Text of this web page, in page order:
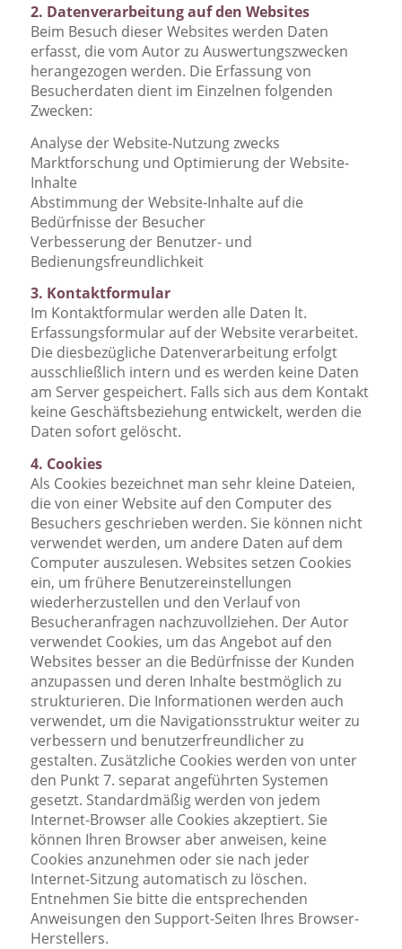
2. Datenverarbeitung auf den Websites
Beim Besuch dieser Websites werden Daten
erfasst, die vom Autor zu Auswertungszwecken
herangezogen werden. Die Erfassung von
Besucherdaten dient im Einzelnen folgenden
Zwecken:
Analyse der Website-Nutzung zwecks
Marktforschung und Optimierung der Website-
Inhalte
Abstimmung der Website-Inhalte auf die
Bedürfnisse der Besucher
Verbesserung der Benutzer- und
Bedienungsfreundlichkeit
3. Kontaktformular
Im Kontaktformular werden alle Daten lt.
Erfassungsformular auf der Website verarbeitet.
Die diesbezügliche Datenverarbeitung erfolgt
ausschließlich intern und es werden keine Daten
am Server gespeichert. Falls sich aus dem Kontakt
keine Geschäftsbeziehung entwickelt, werden die
Daten sofort gelöscht.
4. Cookies
Als Cookies bezeichnet man sehr kleine Dateien,
die von einer Website auf den Computer des
Besuchers geschrieben werden. Sie können nicht
verwendet werden, um andere Daten auf dem
Computer auszulesen. Websites setzen Cookies
ein, um frühere Benutzereinstellungen
wiederherzustellen und den Verlauf von
Besucheranfragen nachzuvollziehen. Der Autor
verwendet Cookies, um das Angebot auf den
Websites besser an die Bedürfnisse der Kunden
anzupassen und deren Inhalte bestmöglich zu
strukturieren. Die Informationen werden auch
verwendet, um die Navigationsstruktur weiter zu
verbessern und benutzerfreundlicher zu
gestalten. Zusätzliche Cookies werden von unter
den Punkt 7. separat angeführten Systemen
gesetzt. Standardmäßig werden von jedem
Internet-Browser alle Cookies akzeptiert. Sie
können Ihren Browser aber anweisen, keine
Cookies anzunehmen oder sie nach jeder
Internet-Sitzung automatisch zu löschen.
Entnehmen Sie bitte die entsprechenden
Anweisungen den Support-Seiten Ihres Browser-
Herstellers.